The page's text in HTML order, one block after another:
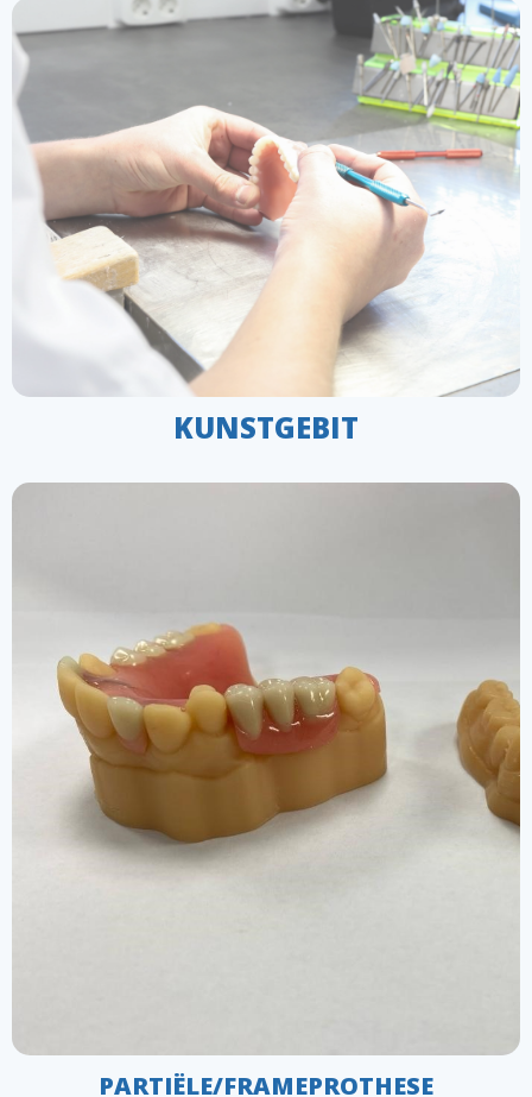
Tijdelijke Prothese
De eerste prothese die u krijgt, de 1e
immediaatprothese, is van cruciaal belang voor uw
mondgezondheid en het herstelproces. Ons team
zorgt ervoor dat deze prothese perfect bij u past en
comfortabel aanvoelt.
KOM MEER TE WETEN
Gebitsprothese
tandprothetici vervaardigen kunstgebitten op maat in
Assen en Haren, zodat ze naadloos in uw mond
passen en u weer vol zelfvertrouwen kunt glimlachen.
KOM MEER TE WETEN
KUNSTGEBIT
PARTIËLE/FRAMEPROTHESE